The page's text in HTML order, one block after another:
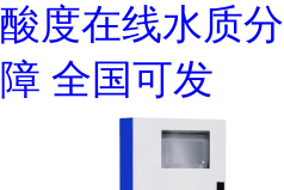
酸度在线水质
障 全国可发